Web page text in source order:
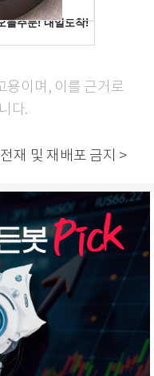
용이며, 이를 근거로
다.
재 및 재배포 금지 >